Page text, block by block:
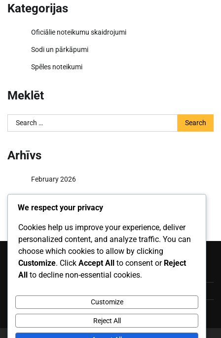
Kategorijas
Oficiālie noteikumu skaidrojumi
Sodi un pārkāpumi
Spēles noteikumi
Meklēt
Search
for:
Arhīvs
February 2026
January 2026
Kategorijas
Oficiālie noteikumu skaidrojumi
Spēles noteikumi
We respect your privacy
Cookies help us improve your experience, deliver
personalized content, and analyze traffic. You can
choose which cookies to allow by clicking
Customize. Click Accept All to consent or Reject
All to decline non-essential cookies.
Customize
Reject All